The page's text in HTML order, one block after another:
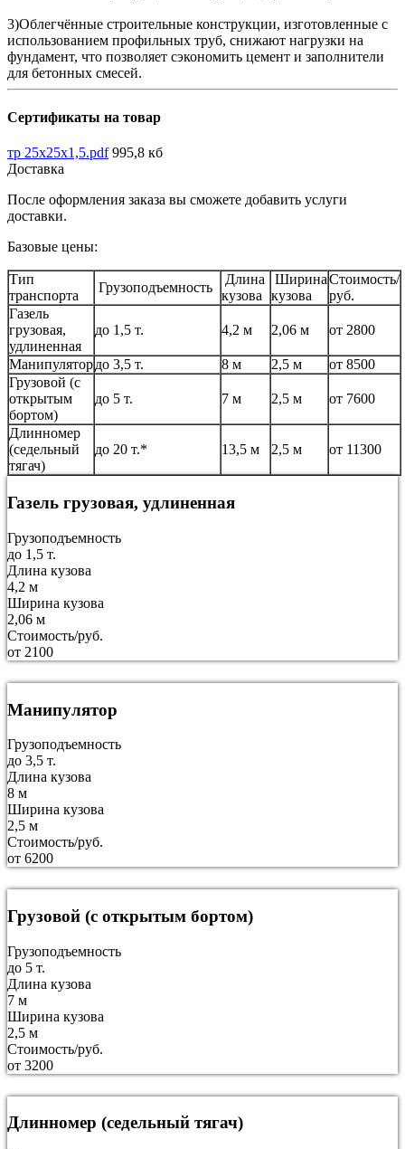
3)Облегчённые строительные конструкции, изготовленные с
использованием профильных труб, снижают нагрузки на
фундамент, что позволяет сэкономить цемент и заполнители
для бетонных смесей.
Сертификаты на товар
тр 25х25х1,5.pdf 995,8 кб
Доставка
После оформления заказа вы сможете добавить услуги
доставки.
Базовые цены:
Тип
транспорта
Грузоподъемность
Длина
кузова
Ширина
кузова
Стоимость/
руб.
Газель
грузовая,
удлиненная
до 1,5 т. 4,2 м 2,06 м от 2800
Манипулятордо 3,5 т. 8 м 2,5 м
от 8500
Грузовой (с
открытым
бортом)
до 5 т. 7 м 2,5 м от 7600
Длинномер
(седельный
тягач)
до 20 т.* 13,5 м 2,5 м от 11300
Газель грузовая, удлиненная
Грузоподъемность
до 1,5 т.
Длина кузова
4,2 м
Ширина кузова
2,06 м
Стоимость/руб.
от 2100
Манипулятор
Грузоподъемность
до 3,5 т.
Длина кузова
8 м
Ширина кузова
2,5 м
Стоимость/руб.
от 6200
Грузовой (с открытым бортом)
Грузоподъемность
до 5 т.
Длина кузова
7 м
Ширина кузова
2,5 м
Стоимость/руб.
от 3200
Длинномер (седельный тягач)